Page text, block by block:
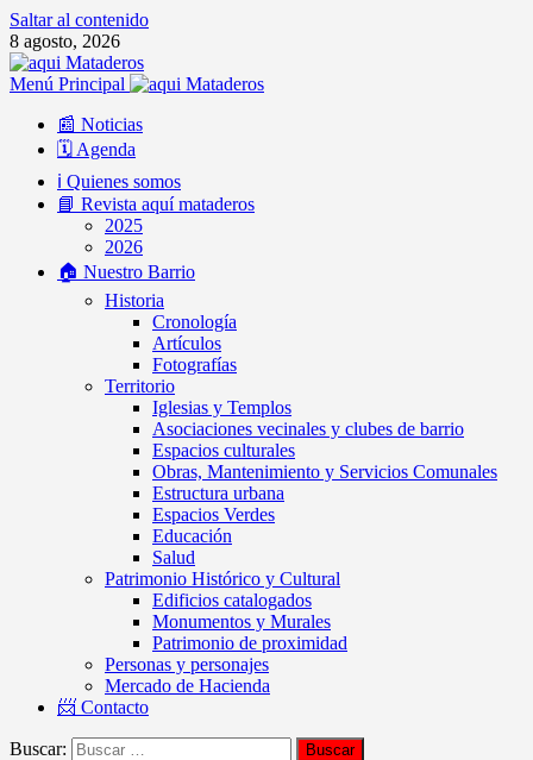
Saltar al contenido
8 agosto, 2026
Menú Principal
📰 Noticias
🗓️ Agenda
ℹ️ Quienes somos
📘 Revista aquí mataderos
2025
2026
🏠 Nuestro Barrio
Historia
Cronología
Artículos
Fotografías
Territorio
Iglesias y Templos
Asociaciones vecinales y clubes de barrio
Espacios culturales
Obras, Mantenimiento y Servicios Comunales
Estructura urbana
Espacios Verdes
Educación
Salud
Patrimonio Histórico y Cultural
Edificios catalogados
Monumentos y Murales
Patrimonio de proximidad
Personas y personajes
Mercado de Hacienda
📨 Contacto
Buscar: